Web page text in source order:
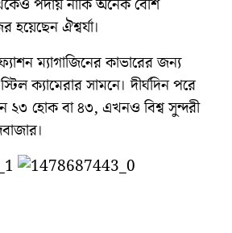
পর্দায় নাকি অনেক বেশি
হয়েছেন ঐশ্বর্যা।
ম্যাগাজিনের কাভারের জন্য
ক্যামেরার সামনে। দীর্ঘদিন পরে
২৩ হোক বা ৪৩, এখনও বিশ্ব সুন্দরী